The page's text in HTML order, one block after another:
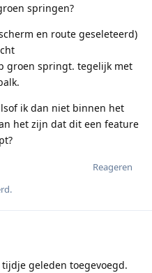
springen?
en route geseleteerd)
groen springt. tegelijk met
ik dan niet binnen het
het zijn dat dit een feature
Reageren
.
geleden toegevoegd.